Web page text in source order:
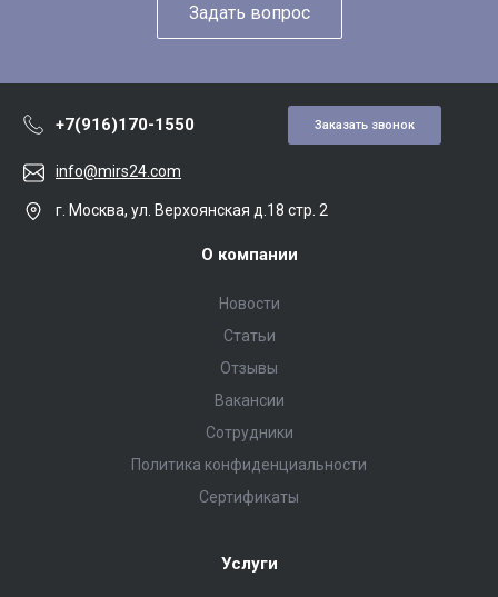
Задать вопрос
+7(916)170-1550 Заказать звонок
info@mirs24.com
г. Москва, ул. Верхоянская д.18 стр. 2
О компании
Новости
Статьи
Отзывы
Вакансии
Сотрудники
Политика конфиденциальности
Сертификаты
Услуги